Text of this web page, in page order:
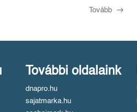
Tovább
További oldalaink
dnapro.hu
sajatmarka.hu